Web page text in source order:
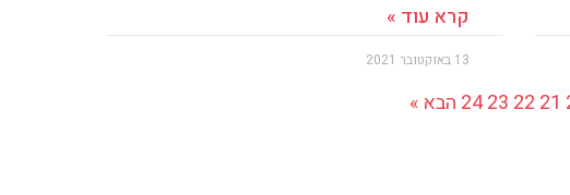
קרא עוד »
13 באוקטובר 2021
21
22
23
24 הבא »